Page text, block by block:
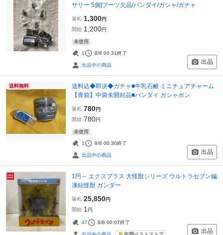
サリー 5個]ブーツ欠品/バンダイ/ガシャ/ガチャ
落札 1,300円
開始 1,200円
未使用
1 8/8 00:31終了
出品中の商品 出品
送料無料
送料込◆即決◆ガチャ■牛乳石鹸 ミニチュアチャーム
【青箱】中袋未開封品■バンダイ ガシャポン
落札 780円
開始 780円
未使用
1 8/8 00:30終了
出品中の商品 出品
1円～ エクスプラス 大怪獣シリーズ ウルトラセブン編
凍結怪獣 ガンダー
落札 25,850円
開始 1 円
47 8/8 00:07終了
出品